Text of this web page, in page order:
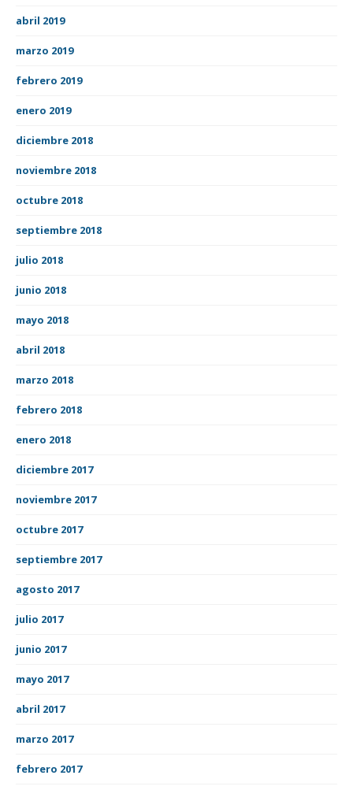
abril 2019
marzo 2019
febrero 2019
enero 2019
diciembre 2018
noviembre 2018
octubre 2018
septiembre 2018
julio 2018
junio 2018
mayo 2018
abril 2018
marzo 2018
febrero 2018
enero 2018
diciembre 2017
noviembre 2017
octubre 2017
septiembre 2017
agosto 2017
julio 2017
junio 2017
mayo 2017
abril 2017
marzo 2017
febrero 2017